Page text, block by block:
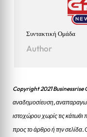
Συντακτική Ομάδα
Author
Copyright 2021 Businessrise
αναδημοσίευση,
ιστοχώρου χωρίς τις
προς το άρθρο ή την σελίδα.